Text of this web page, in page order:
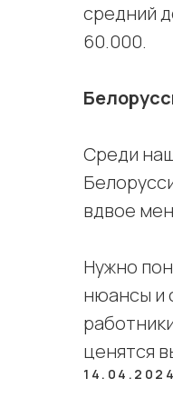
средний
60.000.
Среди
вдвое
Нужно
нюансы и
ценятся
14.04.2024